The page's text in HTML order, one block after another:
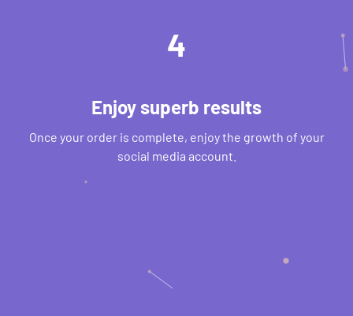
4
Enjoy superb results
Once your order is complete, enjoy the growth of your
social media account.